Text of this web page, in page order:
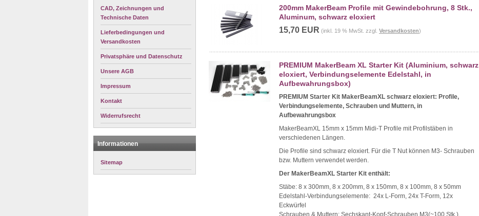
CAD, Zeichnungen und
Technische Daten
Lieferbedingungen und
Versandkosten
Privatsphäre und Datenschutz
Unsere AGB
Impressum
Kontakt
Widerrufsrecht
Informationen
Sitemap
200mm MakerBeam Profile mit Gewindebohrung, 8 Stk.,
Aluminum, schwarz eloxiert
15,70 EUR (inkl. 19 % MwSt. zzgl. Versandkosten)
PREMIUM MakerBeam XL Starter Kit (Aluminium, schwarz
eloxiert, Verbindungselemente Edelstahl, in
Aufbewahrungsbox)
PREMIUM Starter Kit MakerBeamXL schwarz eloxiert: Profile,
Verbindungselemente, Schrauben und Muttern, in
Aufbewahrungsbox
MakerBeamXL 15mm x 15mm Midi-T Profile mit Profilstäben in
verschiedenen Längen.
Die Profile sind schwarz eloxiert. Für die T Nut können M3- Schrauben
bzw. Muttern verwendet werden.
Der MakerBeamXL Starter Kit enthält:
Stäbe: 8 x 300mm, 8 x 200mm, 8 x 150mm, 8 x 100mm, 8 x 50mm
Edelstahl-Verbindungselemente: 24x L-Form, 24x T-Form, 12x
Eckwürfel
Schrauben & Muttern: Sechskant-Kopf-Schrauben M3(~100 Stk.),